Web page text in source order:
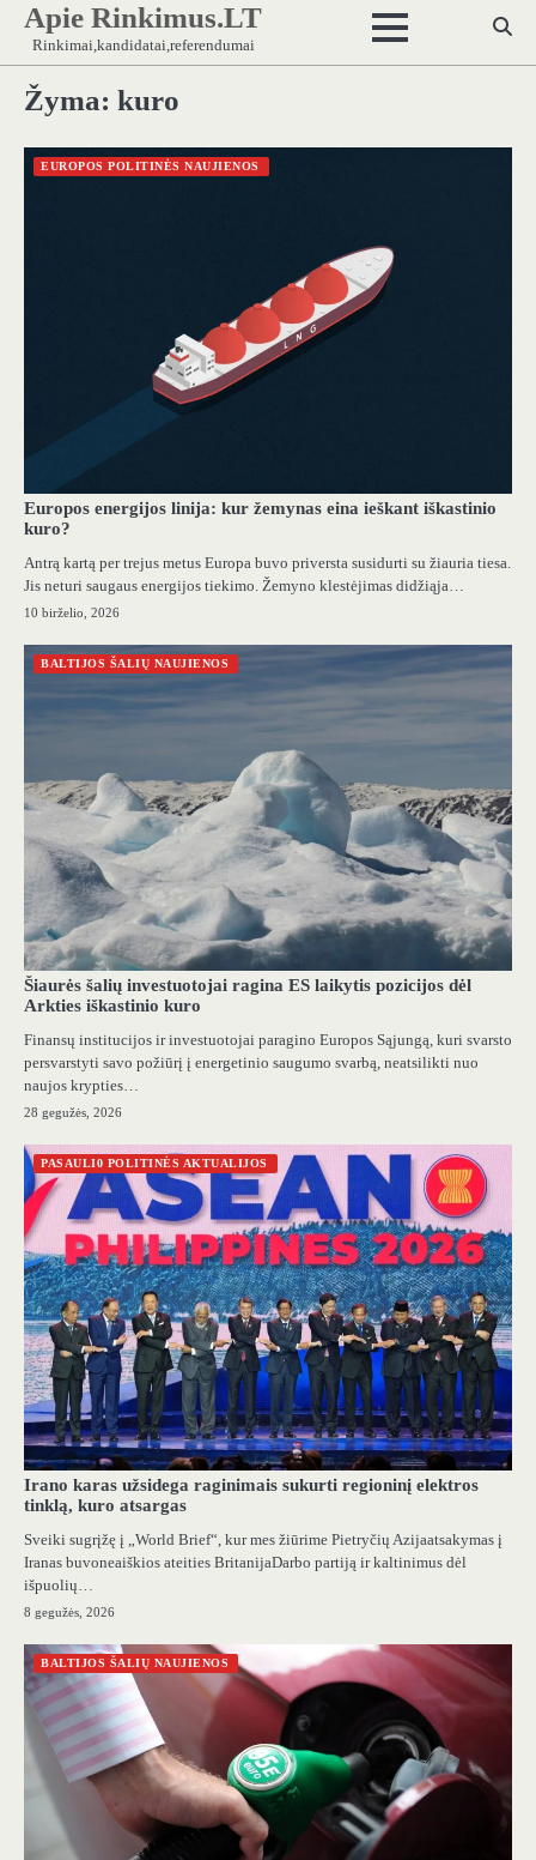
Skip
content
Apie Rinkimus.LT
Rinkimai,kandidatai,referendumai
Žyma: kuro
EUROPOS POLITINĖS NAUJIENOS
Europos energijos linija: kur žemynas eina ieškant iškastinio
kuro?
Antrą kartą per trejus metus Europa buvo priversta susidurti su žiauria tiesa.
Jis neturi saugaus energijos tiekimo. Žemyno klestėjimas didžiąja…
10 birželio, 2026
BALTIJOS ŠALIŲ NAUJIENOS
Šiaurės šalių investuotojai ragina ES laikytis pozicijos dėl
Arkties iškastinio kuro
Finansų institucijos ir investuotojai paragino Europos Sąjungą, kuri svarsto
persvarstyti savo požiūrį į energetinio saugumo svarbą, neatsilikti nuo
naujos krypties…
28 gegužės, 2026
PASAULI0 POLITINĖS AKTUALIJOS
Irano karas užsidega raginimais sukurti regioninį elektros
tinklą, kuro atsargas
Sveiki sugrįžę į „World Brief“, kur mes žiūrime Pietryčių Azijaatsakymas į
Iranas buvoneaiškios ateities BritanijaDarbo partiją ir kaltinimus dėl
išpuolių…
8 gegužės, 2026
BALTIJOS ŠALIŲ NAUJIENOS